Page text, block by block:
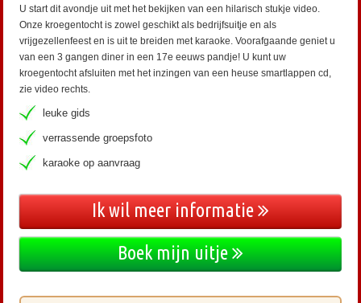
U start dit avondje uit met het bekijken van een hilarisch stukje video.
Onze kroegentocht is zowel geschikt als bedrijfsuitje en als
vrijgezellenfeest en is uit te breiden met karaoke. Voorafgaande geniet u
van een 3 gangen diner in een 17e eeuws pandje! U kunt uw
kroegentocht afsluiten met het inzingen van een heuse smartlappen cd,
zie video rechts.
leuke gids
verrassende groepsfoto
karaoke op aanvraag
Ik wil meer informatie
Boek mijn uitje